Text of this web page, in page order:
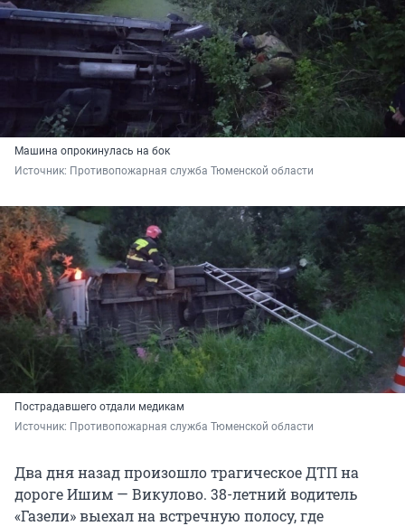
Машина опрокинулась на бок
Источник: Противопожарная служба Тюменской области
Пострадавшего отдали медикам
Источник: Противопожарная служба Тюменской области
Два дня назад произошло трагическое ДТП на
дороге Ишим — Викулово. 38-летний водитель
«Газели» выехал на встречную полосу, где